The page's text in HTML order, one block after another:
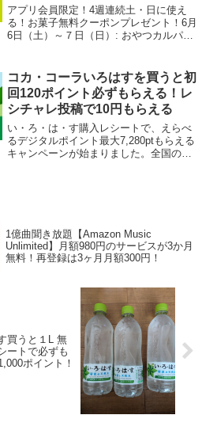
アプリ会員限定！4週連続土・日に使え
る！お菓子無料クーポンプレゼント！6月
6日（土）～７日（日）: おやつカルパス
（土）～21日（日）: ブラックサンダー
6...
コカ・コーラいろはすを買うと初
回120ポイント必ずもらえる！レ
シチャレ投稿で10円もらえる
い・ろ・は・す購入レシートで、えらべ
るデジタルポイント最大7,280ptもらえる
キャンペーンが始まりました。全国のコ
1億曲聞き放題【Amazon Music
Unlimited】月額980円のサービスが3か月
無料！再登録は3ヶ月月額300円！
買うと１L 無
ートで必ずも
ポイント！